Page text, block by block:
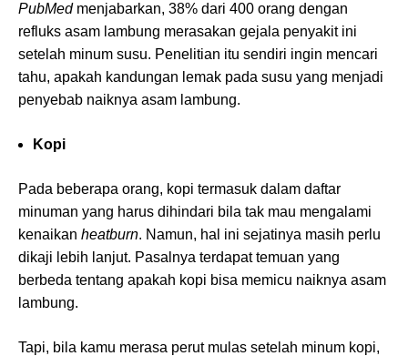
PubMedmenjabarkan, 38% dari 400 orang dengan
refluks asam lambung merasakan gejala penyakit ini
setelah minum susu. Penelitian itu sendiri ingin mencari
tahu, apakah kandungan lemak pada susu yang menjadi
penyebab naiknya asam lambung.
Kopi
Pada beberapa orang, kopi termasuk dalam daftar
minuman yang harus dihindari bila tak mau mengalami
kenaikan heatburn. Namun, hal ini sejatinya masih perlu
dikaji lebih lanjut. Pasalnya terdapat temuan yang
berbeda tentang apakah kopi bisa memicu naiknya asam
lambung.
Tapi, bila kamu merasa perut mulas setelah minum kopi,